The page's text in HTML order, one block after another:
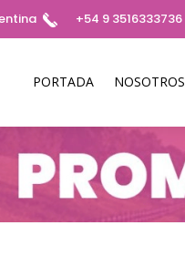
+54 9 3516333736
PORTADA NOSOTROS